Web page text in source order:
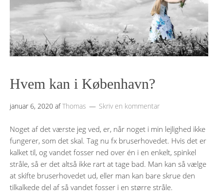
Hvem kan i København?
januar 6, 2020 afThomas Skriv en kommentar
Noget af det værste jeg ved, er, når noget i min lejlighed ikke
fungerer, som det skal. Tag nu fx bruserhovedet. Hvis det er
kalket til, og vandet fosser ned over én i en enkelt, spinkel
stråle, så er det altså ikke rart at tage bad. Man kan så vælge
at skifte bruserhovedet ud, eller man kan bare skrue den
tilkalkede del af så vandet fosser i en større stråle.